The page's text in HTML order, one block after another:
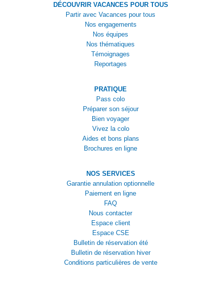
DÉCOUVRIR VACANCES POUR TOUS
Partir avec Vacances pour tous
Nos engagements
Nos équipes
Nos thématiques
Témoignages
Reportages
PRATIQUE
Pass colo
Préparer son séjour
Bien voyager
Vivez la colo
Aides et bons plans
Brochures en ligne
NOS SERVICES
Garantie annulation optionnelle
Paiement en ligne
FAQ
Nous contacter
Espace client
Espace CSE
Bulletin de réservation été
Bulletin de réservation hiver
Conditions particulières de vente